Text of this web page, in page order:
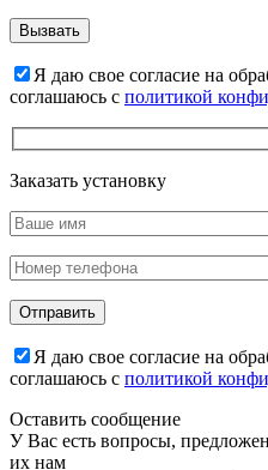
Я даю свое согласие на
соглашаюсь с политикой
Заказать установку
Я даю свое согласие на
соглашаюсь с политикой
Оставить сообщение
У Вас есть вопросы,
их нам